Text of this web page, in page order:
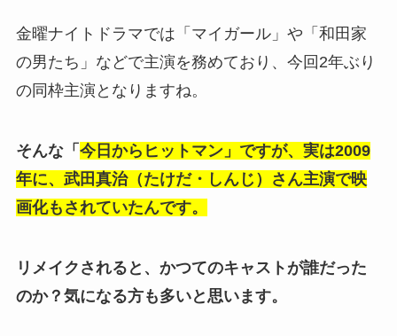
金曜ナイトドラマでは「マイガール」や「和田家
の男たち」などで主演を務めており、今回2年ぶり
の同枠主演となりますね。
そんな「 今日からヒットマン」ですが、実は2009
年に、武田真治（たけだ・しんじ）さん主演で映
画化もされていたんです。
リメイクされると、かつてのキャストが誰だった
のか？気になる方も多いと思います。